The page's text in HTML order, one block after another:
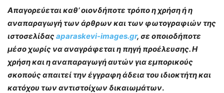
Απαγορεύεται καθ’ οιονδήποτε τρόπο η χρήση ή η
αναπαραγωγή των άρθρων και των φωτογραφιών της
ιστοσελίδας aparaskevi-images.gr, σε οποιοδήποτε
μέσο χωρίς να αναγράφεται η πηγή προέλευσης. Η
χρήση και η αναπαραγωγή αυτών για εμπορικούς
σκοπούς απαιτεί την έγγραφη άδεια του ιδιοκτήτη και
κατόχου των αντιστοίχων δικαιωμάτων.